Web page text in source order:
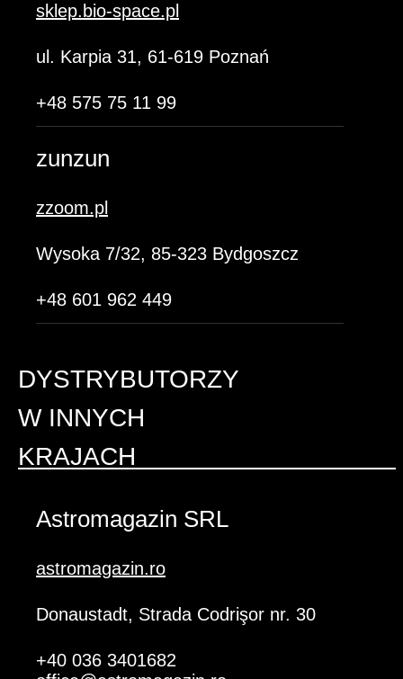
sklep.bio-space.pl
ul. Karpia 31, 61-619 Poznań
+48 575 75 11 99
zunzun
zzoom.pl
Wysoka 7/32, 85-323 Bydgoszcz
+48 601 962 449
DYSTRYBUTORZY
W INNYCH
KRAJACH
Astromagazin SRL
astromagazin.ro
Donaustadt, Strada Codrişor nr. 30
+40 036 3401682